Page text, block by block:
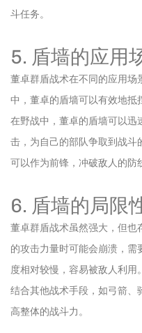
斗任务。
5. 盾墙的应用
董卓群盾战术在不同的应用场
中，董卓的盾墙可以有效地抵
在野战中，董卓的盾墙可以迅
击，为自己的部队争取到战斗
可以作为前锋，冲破敌人的防
6. 盾墙的局限
董卓群盾战术虽然强大，但也
的攻击力量时可能会崩溃，需
度相对较慢，容易被敌人利
结合其他战术手段，如弓箭、
高整体的战斗力。